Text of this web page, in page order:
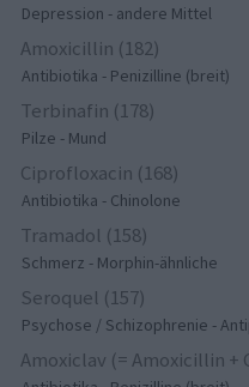
Depression - andere Mittel
Amoxicillin (182)
Antibiotika - Penizilline (breit)
Terbinafin (178)
Pilze - Mund
Ciprofloxacin (168)
Antibiotika - Chinolone
Tramadol (158)
Schmerz - Morphin-ähnliche
Seroquel (157)
Psychose / Schizophrenie -
Amoxiclav (= Amoxicillin +